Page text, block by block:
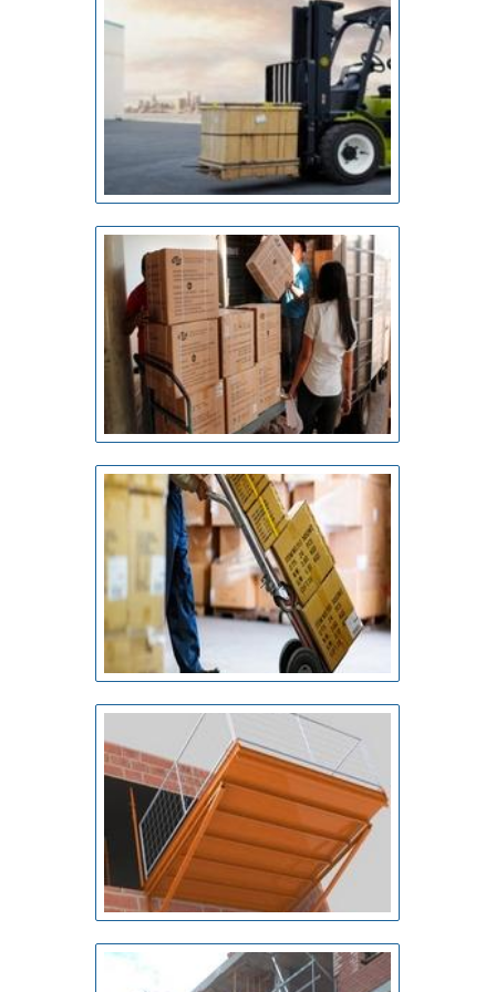
fatores.Isso tudo é a razão pela qual a Bento Carrinhos é
inovadora quando se explora o segmento de fabricação e
reforma de carrinhos. A empresa objetiva o que há de
melhor para fidelizar os clientes. Conta com especialistas
dedicados a atender os mais diversos tipos de clientes
que esperam seu contato para melhor
atender.QUALIDADES E PONTOS FORTES DA
EMPRESANa Bento Carrinhos tem a solução ideal para
fabricação e reforma de carrinhos. É sempre a opção
mais confiável, disponibilizando itens como carrinhos para
a indústria e lixeiras com ótima qualidade e
assertividade.A empresa conta com um time de
profissionais qualificados para o serviço, além de investir
em equipamentos modernos, que se ajustam a sua
necessidade. A Bento Carrinhos é uma empresa que tem
se destacado no segmento pela idoneidade em tudo que
faz, garantindo uma entrega de excelência de ponta a